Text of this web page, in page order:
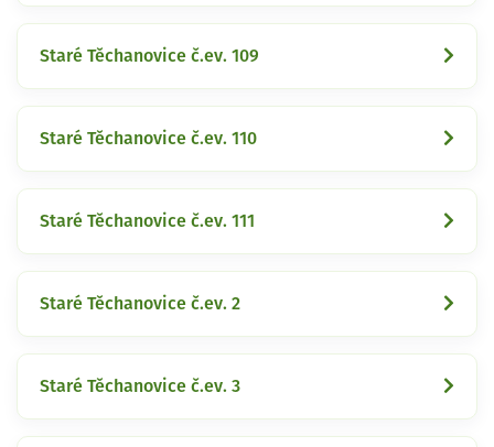
Staré Těchanovice č.ev. 109
Staré Těchanovice č.ev. 110
Staré Těchanovice č.ev. 111
Staré Těchanovice č.ev. 2
Staré Těchanovice č.ev. 3